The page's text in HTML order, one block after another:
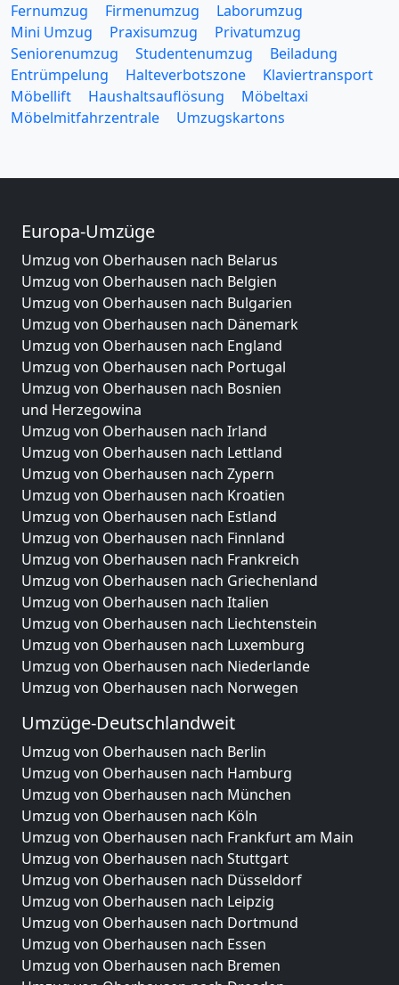
Fernumzug
Firmenumzug
Laborumzug
Mini Umzug
Praxisumzug
Privatumzug
Seniorenumzug
Studentenumzug
Beiladung
Entrümpelung
Halteverbotszone
Klaviertransport
Möbellift
Haushaltsauflösung
Möbeltaxi
Möbelmitfahrzentrale
Umzugskartons
Europa-Umzüge
Umzug von Oberhausen nach Belarus
Umzug von Oberhausen nach Belgien
Umzug von Oberhausen nach Bulgarien
Umzug von Oberhausen nach Dänemark
Umzug von Oberhausen nach England
Umzug von Oberhausen nach Portugal
Umzug von Oberhausen nach Bosnien
und Herzegowina
Umzug von Oberhausen nach Irland
Umzug von Oberhausen nach Lettland
Umzug von Oberhausen nach Zypern
Umzug von Oberhausen nach Kroatien
Umzug von Oberhausen nach Estland
Umzug von Oberhausen nach Finnland
Umzug von Oberhausen nach Frankreich
Umzug von Oberhausen nach Griechenland
Umzug von Oberhausen nach Italien
Umzug von Oberhausen nach Liechtenstein
Umzug von Oberhausen nach Luxemburg
Umzug von Oberhausen nach Niederlande
Umzug von Oberhausen nach Norwegen
Umzüge-Deutschlandweit
Umzug von Oberhausen nach Berlin
Umzug von Oberhausen nach Hamburg
Umzug von Oberhausen nach München
Umzug von Oberhausen nach Köln
Umzug von Oberhausen nach Frankfurt am Main
Umzug von Oberhausen nach Stuttgart
Umzug von Oberhausen nach Düsseldorf
Umzug von Oberhausen nach Leipzig
Umzug von Oberhausen nach Dortmund
Umzug von Oberhausen nach Essen
Umzug von Oberhausen nach Bremen